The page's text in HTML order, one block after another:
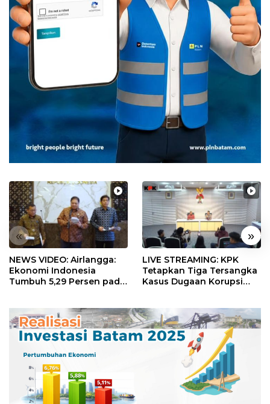
« »
NEWS VIDEO: Airlangga:
Ekonomi Indonesia
Tumbuh 5,29 Persen pada
LIVE STREAMING: KPK
Tetapkan Tiga Tersangka
Kasus Dugaan Korupsi